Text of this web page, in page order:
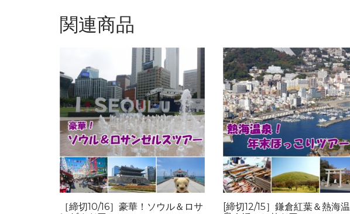
関連商品
［締切10/16］豪華！ソウル＆ロサ
[締切12/15］鎌倉紅葉＆熱海温